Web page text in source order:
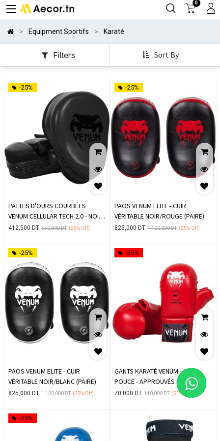
0
Equipment Sportifs Karaté
Filters Sort By
-25%
PATTES D'OURS COURBÉES
VENUM CELLULAR TECH 2.0 - NOIR
MAT (PAIRE)
412,500 DT 550,000DT (25%Off)
-25%
PAOS VENUM ELITE - CUIR
VÉRITABLE NOIR/ROUGE (PAIRE)
825,000 DT 1 100,000DT (25% Off)
-25%
PAOS VENUM ELITE - CUIR
VÉRITABLE NOIR/BLANC (PAIRE)
825,000 DT 1 100,000DT (25%Off)
-35%
GANTS KARATÉ VENUM - AVEC
POUCE - APPROUVÉS EKF -
ROUGE
70,000 DT 140,000DT (50%
-35%